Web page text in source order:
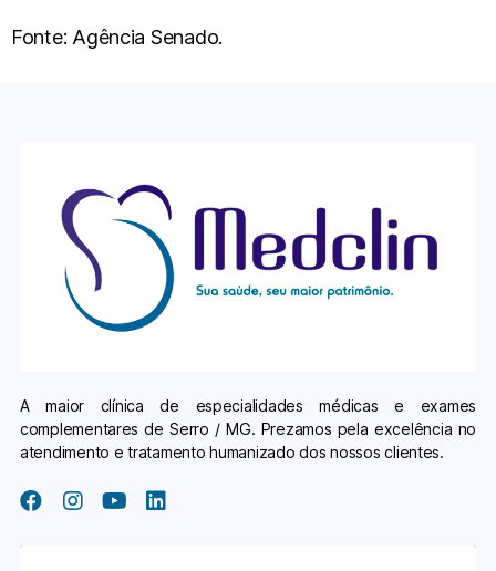
Fonte: Agência Senado.
A maior clínica de especialidades médicas e exames
complementares de Serro / MG. Prezamos pela excelência no
atendimento e tratamento humanizado dos nossos clientes.